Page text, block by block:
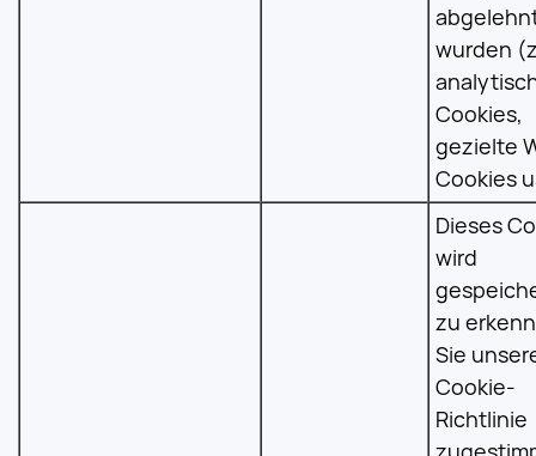
wurden
Cookies,
gezielte
Cookies
Dieses
wird
zu
Sie
Cookie-
Richtlinie